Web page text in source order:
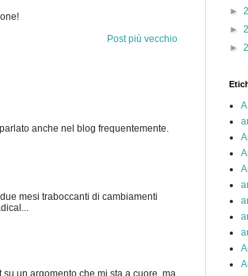
Post più vecchio
anche nel blog frequentemente.
mesi traboccanti di cambiamenti
un argomento che mi sta a cuore, ma
►
►
►